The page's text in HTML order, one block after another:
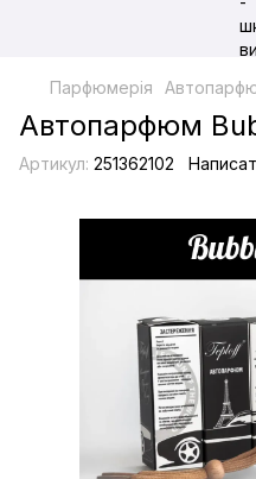
Парфюмерія
Автопарфюм
Артикул: 251362102